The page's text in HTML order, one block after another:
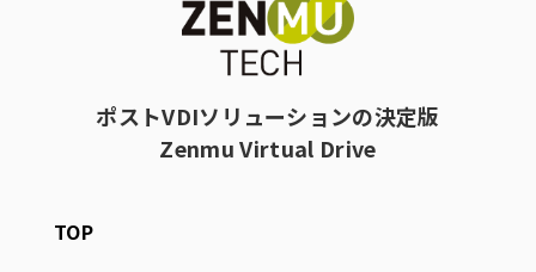
ポストVDIソリューションの決定版
Zenmu Virtual Drive
TOP